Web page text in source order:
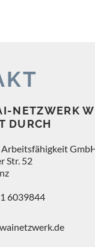
NETZWERK
DURCH
Str. 52
6039844